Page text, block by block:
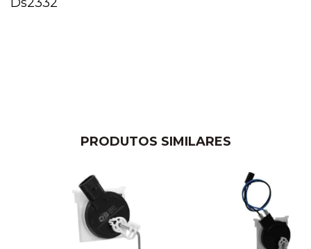
PRODUTOS SIMILARES